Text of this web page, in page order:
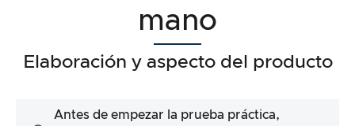
mano
Elaboración y aspecto del producto
Antes de empezar la prueba práctica,